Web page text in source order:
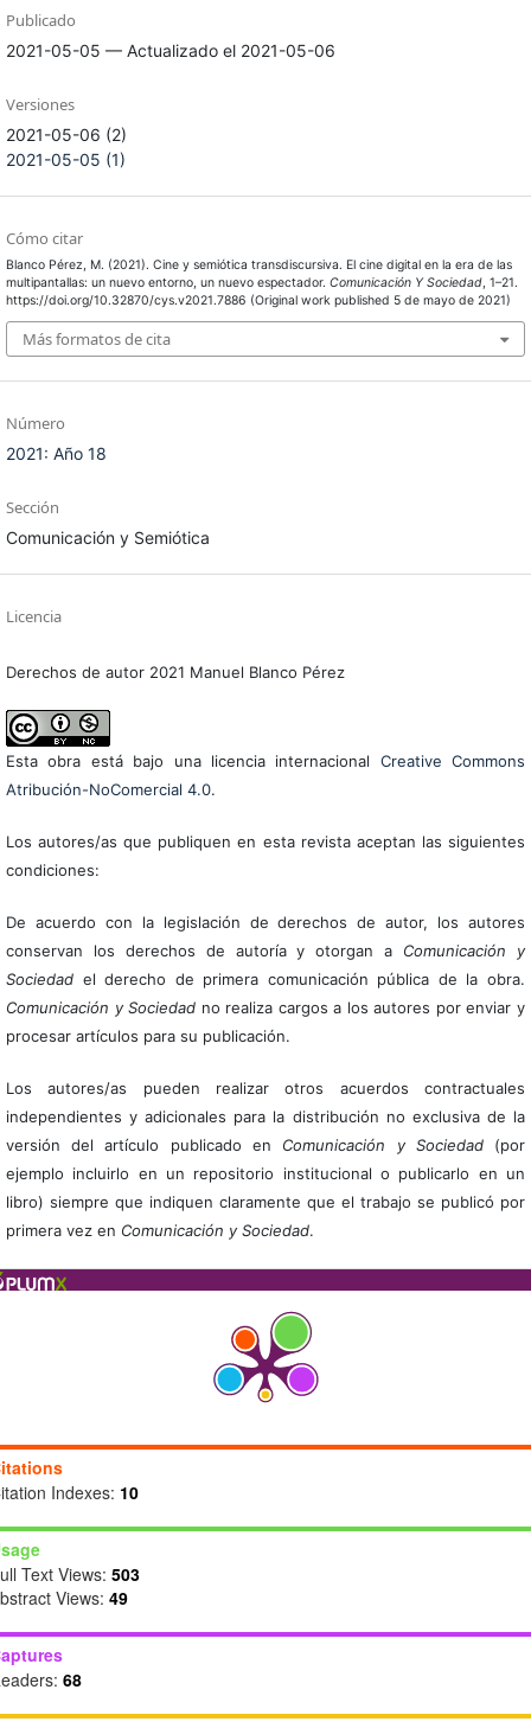
Publicado
2021-05-05 — Actualizado el 2021-05-06
Versiones
2021-05-06 (2)
2021-05-05 (1)
Cómo citar
Blanco Pérez, M. (2021). Cine y semiótica transdiscursiva. El cine digital en la era de las
multipantallas: un nuevo entorno, un nuevo espectador. Comunicación Y Sociedad, 1–21.
https://doi.org/10.32870/cys.v2021.7886 (Original work published 5 de mayo de 2021)
Más formatos de cita
Número
2021: Año 18
Sección
Comunicación y Semiótica
Licencia
Derechos de autor 2021 Manuel Blanco Pérez
Esta obra está bajo una licencia internacional Creative Commons
Atribución-NoComercial 4.0.
Los autores/as que publiquen en esta revista aceptan las siguientes
condiciones:
De acuerdo con la legislación de derechos de autor, los autores
conservan los derechos de autoría y otorgan a Comunicación y
Sociedadel derecho de primera comunicación pública de la obra.
Comunicación y Sociedad no realiza cargos a los autores por enviar y
procesar artículos para su publicación.
Los autores/as pueden realizar otros acuerdos contractuales
independientes y adicionales para la distribución no exclusiva de la
versión del artículo publicado en Comunicación y Sociedad(por
ejemplo incluirlo en un repositorio institucional o publicarlo en un
libro) siempre que indiquen claramente que el trabajo se publicó por
primera vez en Comunicación y Sociedad.
Indexes: 10
Text Views: 503
Views: 49
68